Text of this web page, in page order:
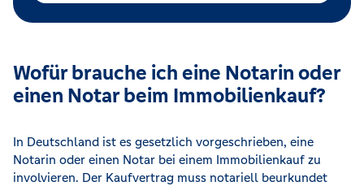
Wofür brauche ich eine Notarin oder
einen Notar beim Immobilienkauf?
In Deutschland ist es gesetzlich vorgeschrieben, eine
Notarin oder einen Notar bei einem Immobilienkauf zu
involvieren. Der Kaufvertrag muss notariell beurkundet